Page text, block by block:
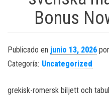
Bonus
Publicado en junio 13, 2026 por
Categoría: Uncategorized
grekisk-romersk biljett och